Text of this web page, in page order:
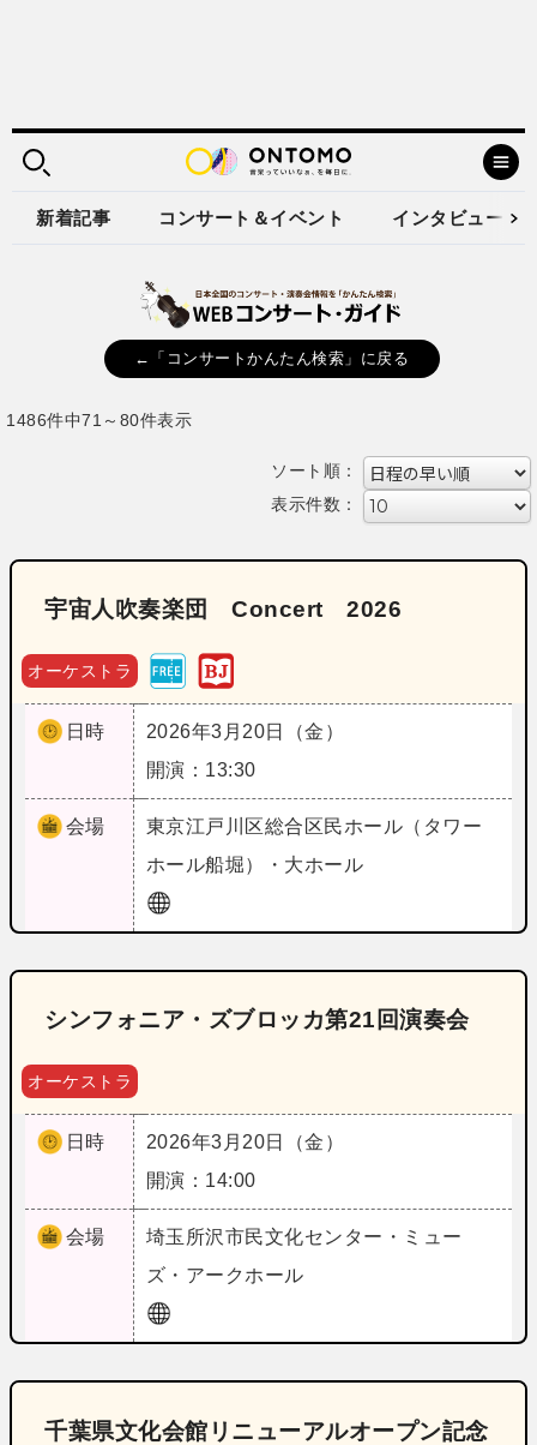
新着記事 コンサート＆イベント インタビュー
←「コンサートかんたん検索」に戻る
1486件中71～80件表示
ソート順：
表示件数：
宇宙人吹奏楽団 Concert 2026
オーケストラ
日時
2026年3月20日（金）
開演：13:30
会場 東京江戸川区総合区民ホール（タワー
ホール船堀）・大ホール
シンフォニア・ズブロッカ第21回演奏会
オーケストラ
日時
2026年3月20日（金）
開演：14:00
会場 埼玉 所沢市民文化センター・ミュー
ズ・アークホール
千葉県文化会館リニューアルオープン記念